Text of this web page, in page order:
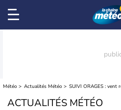
Météo Actualités Météo
ACTUALITÉS MÉTÉO